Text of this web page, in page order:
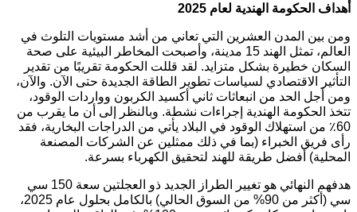
أهداف الحكومة الهندية لعام 2025
ومن بين المدن العشرين التي تعاني من أشد مستويات التلوث في
العالم، تمثل الهند 15 مدينة، وأصبحت المخاطر البيئية على صحة
السكان خطيرة بشكل متزايد. لقد قللت الحكومة تقريبًا من تقدير
التأثير الاقتصادي لسياسات تطوير الطاقة الجديدة حتى الآن. والآن،
ومن أجل الحد من انبعاثات ثاني أكسيد الكربون وواردات الوقود،
تتخذ الحكومة الهندية إجراءات نشطة. وبالنظر إلى أن ما يقرب من
60٪ من استهلاك الوقود في البلاد يأتي من الدراجات البخارية، فقد
رأى فريق الخبراء (بما في ذلك ممثلين عن الشركات المصنعة
المحلية) أفضل طريقة للهند لتحقيق الكهرباء بسرعة.
هدفهم النهائي هو تغيير الطراز الجديد ذو العجلتين سعة 150 سي
سي (أكثر من 90% من السوق الحالي) بالكامل بحلول عام 2025،